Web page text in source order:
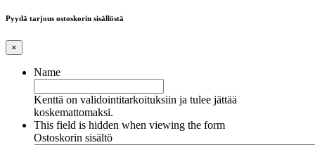
Pyydä tarjous ostoskorin sisällöstä
×
Name
Kenttä on validointitarkoituksiin ja tulee jättää
koskemattomaksi.
This field is hidden when viewing the form
Ostoskorin sisältö